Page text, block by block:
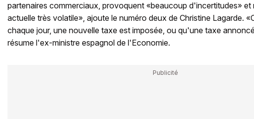
partenaires commerciaux, provoquent «beaucoup d'incertitudes» et
actuelle très volatile», ajoute le numéro deux de Christine Lagarde.
chaque jour, une nouvelle taxe est imposée, ou qu'une taxe
résume l'ex-ministre espagnol de l'Economie.